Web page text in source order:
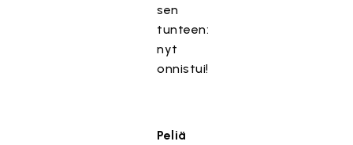
sen
tunteen:
nyt
onnistui!
Peliä